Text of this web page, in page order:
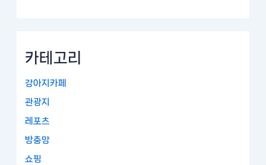
카테고리
강아지카페
관광지
레포츠
방충망
쇼핑